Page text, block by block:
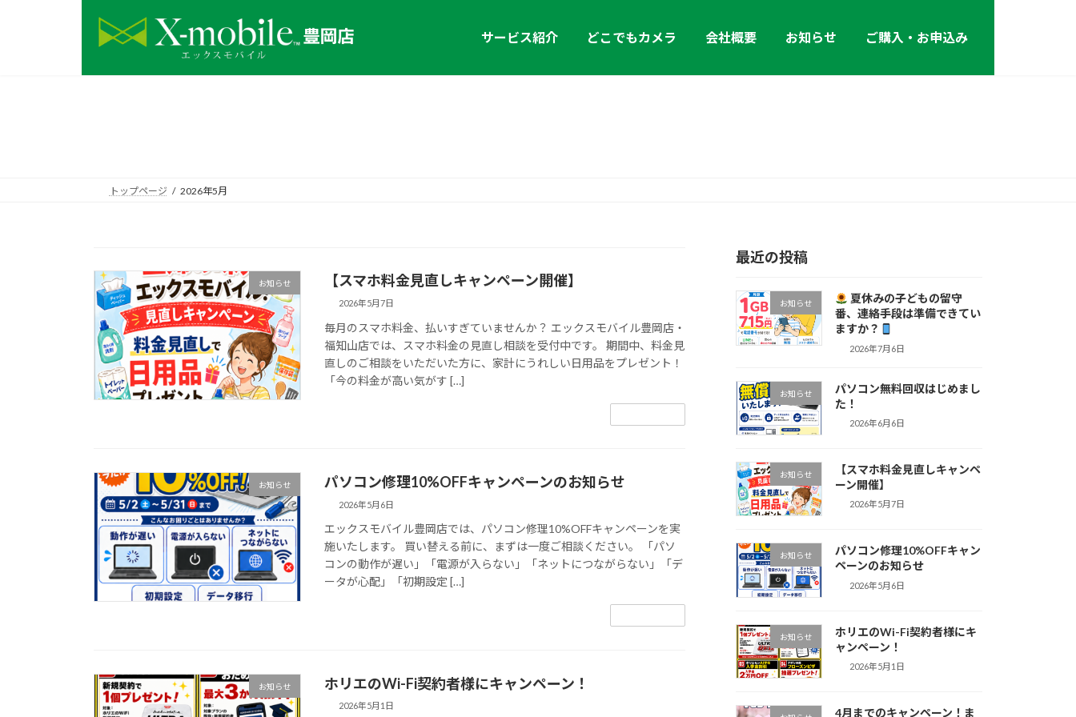
サービス紹介 どこでもカメラ 会社概要 お知らせ ご購入・お申込み
トップページ 2026年5月
お知らせ 【スマホ料金見直しキャンペーン開催】
2026年5月7日
毎月のスマホ料金、払いすぎていませんか？ エックスモバイル豊岡店・
福知山店では、スマホ料金の見直し相談を受付中です。 期間中、料金見
直しのご相談をいただいた方に、家計にうれしい日用品をプレゼント！
「今の料金が高い気がす […]
お知らせ パソコン修理10%OFFキャンペーンのお知らせ
2026年5月6日
エックスモバイル豊岡店では、パソコン修理10%OFFキャンペーンを実
施いたします。 買い替える前に、まずは一度ご相談ください。 「パソ
コンの動作が遅い」「電源が入らない」「ネットにつながらない」「デ
ータが心配」「初期設定 […]
お知らせ ホリエのWi-Fi契約者様にキャンペーン！
2026年5月1日
最近の投稿
お知らせ
夏休みの子どもの留守
番、連絡手段は準備できてい
ますか？
2026年7月6日
お知らせ
パソコン無料回収はじめまし
た！
2026年6月6日
お知らせ
【スマホ料金見直しキャンペ
ーン開催】
2026年5月7日
お知らせ
パソコン修理10%OFFキャン
ペーンのお知らせ
2026年5月6日
お知らせ
ホリエのWi-Fi契約者様にキ
ャンペーン！
2026年5月1日
4月までのキャンペーン！ま